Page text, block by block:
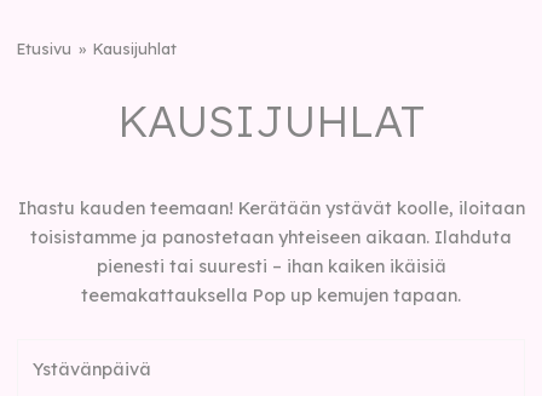
Etusivu Kausijuhlat
KAUSIJUHLAT
Ihastu kauden teemaan! Kerätään ystävät koolle, iloitaan
toisistamme ja panostetaan yhteiseen aikaan. Ilahduta
pienesti tai suuresti – ihan kaiken ikäisiä
teemakattauksella Pop up kemujen tapaan.
Ystävänpäivä